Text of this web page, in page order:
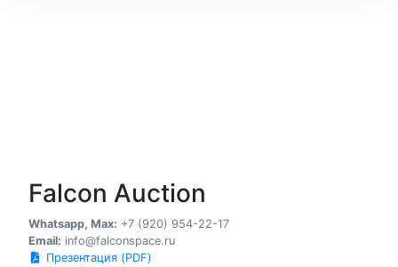
Falcon Auction
Whatsapp, Max: +7 (920) 954-22-17
Email: info@falconspace.ru
Презентация (PDF)